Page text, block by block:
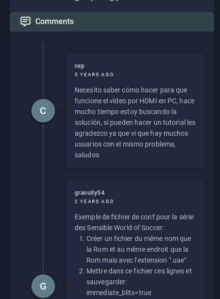
Comments
cep
5 YEARS AGO
Necesito saber cómo hacer para que
funcione el vídeo por HDMI en PC, hace
mucho tiempo estoy buscando la
solución, si pueden hacer un tutorial les
agradezco ya que vi que hay muchos
usuarios con el mismo problema,
saludos
C
graoully54
2 YEARS AGO
Exemple de fichier de conf pour la série
des Sensible World of Soccer:
Créer un fichier du même nom que
la Rom et au même endroit que la
Rom mais avec l'extension ".uae"
Mettre dans ce fichier ces lignes et
sauvegarder:
immediate_blits=true
G